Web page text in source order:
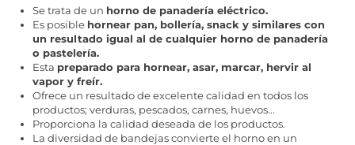
Se trata de un horno de panadería eléctrico.
Es posible hornear pan, bollería, snack y similares con
un resultado igual al de cualquier horno de panadería
o pastelería.
Esta preparado para hornear, asar, marcar, hervir al
vapor y freír.
Ofrece un resultado de excelente calidad en todos los
productos; verduras, pescados, carnes, huevos...
Proporciona la calidad deseada de los productos.
La diversidad de bandejas convierte el horno en un